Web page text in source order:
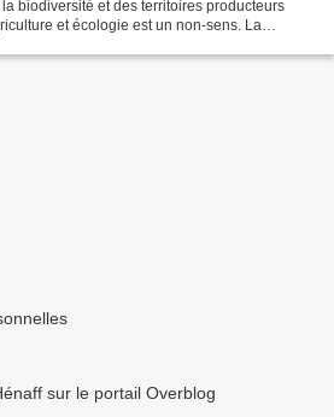
la biodiversité et des territoires producteurs
et écologie est un non-sens. La
sur le portail Overblog